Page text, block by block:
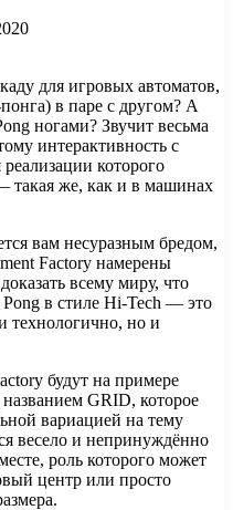
для игровых автоматов,
в паре с другом? А
ногами? Звучит весьма
интерактивность с
которого
такая же, как и в машинах
вам несуразным бредом,
Factory намерены
всему миру, что
в стиле Hi-Tech — это
технологично, но и
будут на примере
GRID, которое
вариацией на тему
весело и непринуждённо
роль которого может
центр или просто